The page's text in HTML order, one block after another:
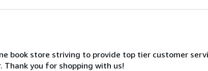
book store striving to provide top tier customer
Thank you for shopping with us!